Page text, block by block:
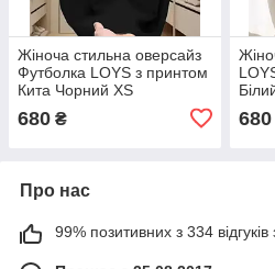
Жіноча стильна оверсайз
Футболка LOYS з принтом
Кита Чорний XS
680 ₴ 680
Про нас
99% позитивних з 334 відгуків